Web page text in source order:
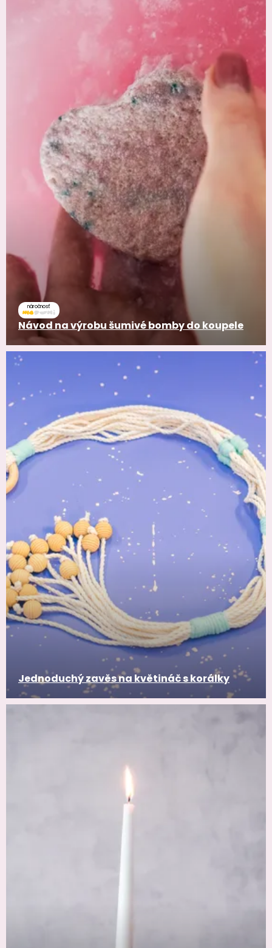
náročnosť
Návod na výrobu šumivé bomby do koupele
Jednoduchý zavěs na květináč s korálky